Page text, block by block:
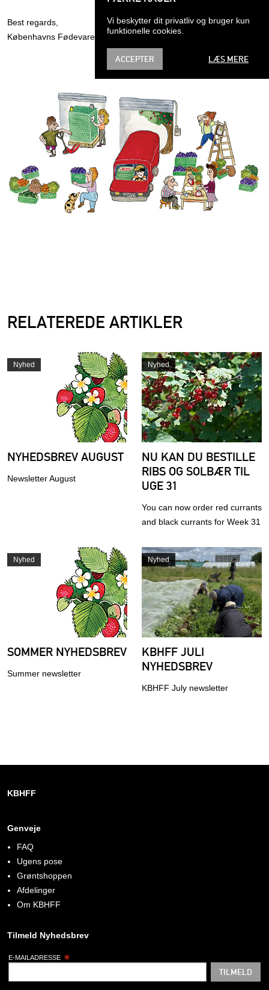
Vi beskytter dit privatliv og bruger kun
funktionelle cookies.
ACCEPTER LÆS MERE
Best regards,
Københavns Fødevarefællesskab
RELATEREDE ARTIKLER
Nyhed
NYHEDSBREV AUGUST
Newsletter August
Nyhed
NU KAN DU BESTILLE
RIBS OG SOLBÆR TIL
UGE 31
You can now order red currants
and black currants for Week 31
Nyhed
SOMMER NYHEDSBREV
Summer newsletter
Nyhed
KBHFF JULI
NYHEDSBREV
KBHFF July newsletter
KBHFF
Genveje
FAQ
Ugens pose
Grøntshoppen
Afdelinger
Om KBHFF
Tilmeld Nyhedsbrev
E-MAILADRESSE